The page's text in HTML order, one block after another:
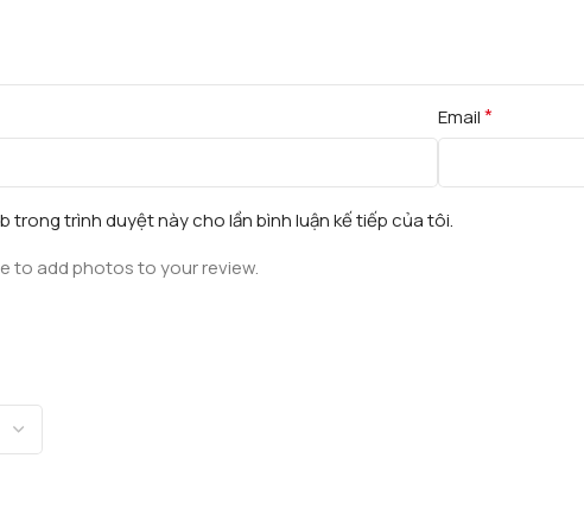
Email*
trong trình duyệt này cho lần bình luận kế tiếp của tôi.
to add photos to your review.